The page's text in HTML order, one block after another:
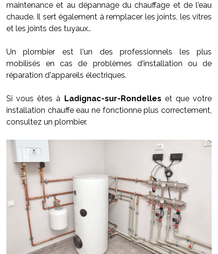
maintenance et au dépannage du chauffage et de l'eau
chaude. Il sert également à remplacer les joints, les vitres
et les joints des tuyaux..
Un plombier est l'un des professionnels les plus
mobilisés en cas de problèmes d'installation ou de
réparation d'appareils électriques.
Si vous êtes à Ladignac-sur-Rondelles et que votre
installation chauffe eau ne fonctionne plus correctement,
consultez un plombier.